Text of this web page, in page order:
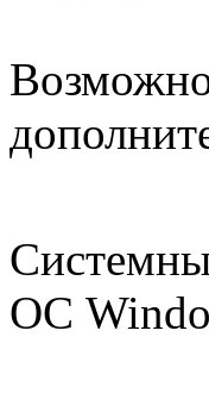
ОС